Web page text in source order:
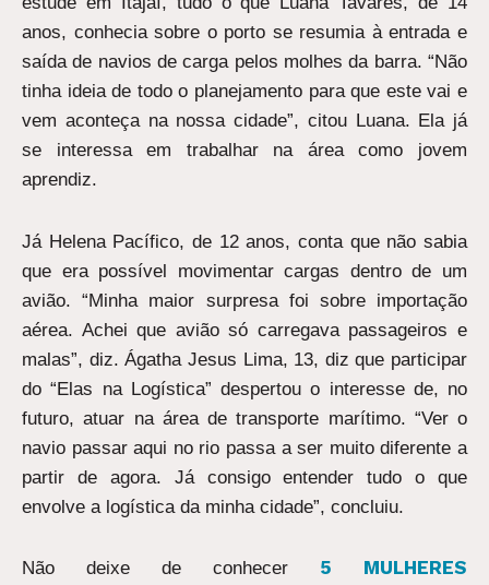
anos, conhecia sobre o porto se resumia à entrada e
saída de navios de carga pelos molhes da barra. “Não
tinha ideia de todo o planejamento para que este vai e
vem aconteça na nossa cidade”, citou Luana. Ela já
se interessa em trabalhar na área como jovem
aprendiz.
Já Helena Pacífico, de 12 anos, conta que não sabia
que era possível movimentar cargas dentro de um
avião. “Minha maior surpresa foi sobre importação
aérea. Achei que avião só carregava passageiros e
malas”, diz. Ágatha Jesus Lima, 13, diz que participar
do “Elas na Logística” despertou o interesse de, no
futuro, atuar na área de transporte marítimo. “Ver o
navio passar aqui no rio passa a ser muito diferente a
partir de agora. Já consigo entender tudo o que
envolve a logística da minha cidade”, concluiu.
Não deixe de conhecer 5 MULHERES